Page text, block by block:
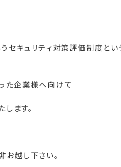
うセキュリティ対策評価制度とい
た企業様へ向けて
ます。
お越し下さい。